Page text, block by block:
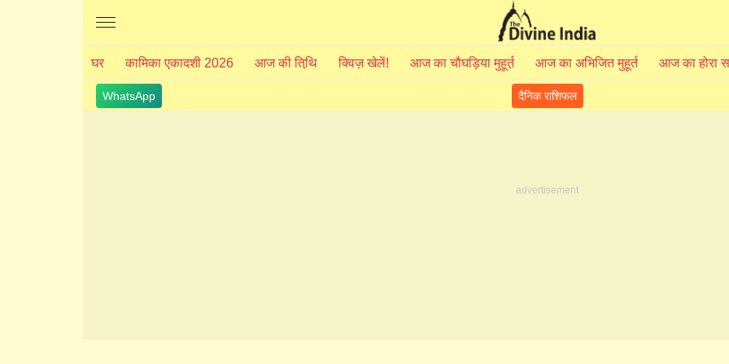
The Divine India
घर कामिका एकादशी 2026 आज की तिथि़ क्विज़ खेलें! आज का चौघड़िया मुहूर्त़ आज का अभिजित मुहूर्त आज का होरा
WhatsApp दैनिक राशिफल